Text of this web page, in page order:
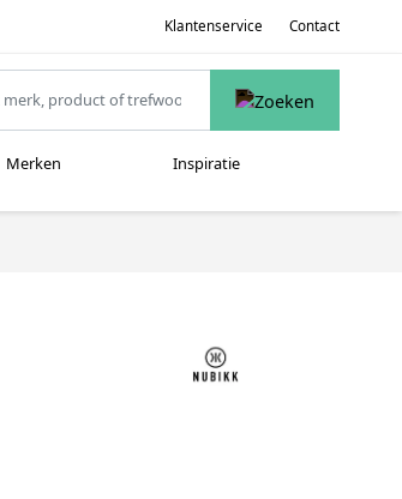
Klantenservice Contact
Merken Inspiratie